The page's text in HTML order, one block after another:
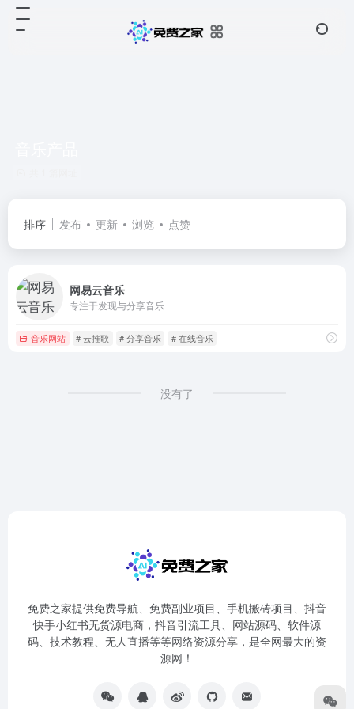
排序 发布 更新 浏览 点赞
网易云音乐
专注于发现与分享音乐
音乐网站 # 云推歌 # 分享音乐 # 在线音乐
没有了
免费之家提供免费导航、免费副业项目、手机搬砖项目、抖音
快手小红书无货源电商，抖音引流工具、网站源码、软件源
码、技术教程、无人直播等等网络资源分享，是全网最大的资
源网！